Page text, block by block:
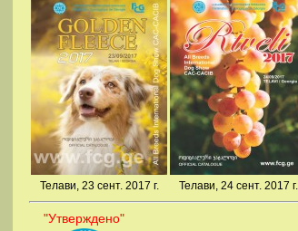
Телави, 23 сент. 2017 г. Телави, 24 сент. 2017 г.
"Утверждено"